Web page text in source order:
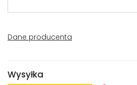
Dane producenta
Wysyłka